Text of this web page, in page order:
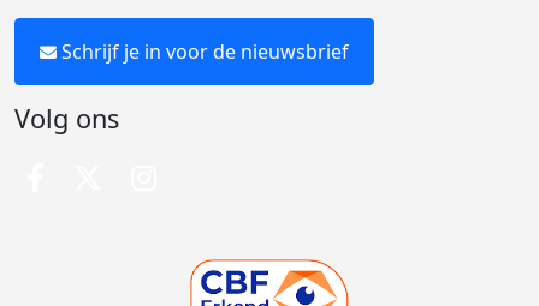
Schrijf je in voor de nieuwsbrief
Volg ons